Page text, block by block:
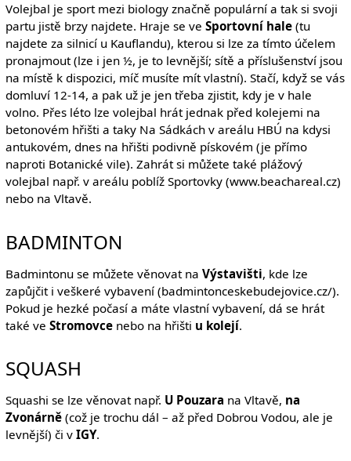
Volejbal je sport mezi biology značně populární a tak si svoji
partu jistě brzy najdete. Hraje se ve Sportovní hale(tu
najdete za silnicí u Kauflandu), kterou si lze za tímto účelem
pronajmout (lze i jen ½, je to levnější; sítě a příslušenství jsou
na místě k dispozici, míč musíte mít vlastní). Stačí, když se vás
domluví 12-14, a pak už je jen třeba zjistit, kdy je v hale
volno. Přes léto lze volejbal hrát jednak před kolejemi na
betonovém hřišti a taky Na Sádkách v areálu HBÚ na kdysi
antukovém, dnes na hřišti podivně pískovém (je přímo
naproti Botanické vile). Zahrát si můžete také plážový
volejbal např. v areálu poblíž Sportovky (www.beachareal.cz)
nebo na Vltavě.
BADMINTON
Badmintonu se můžete věnovat na Výstavišti, kde lze
zapůjčit i veškeré vybavení (badmintonceskebudejovice.cz/).
Pokud je hezké počasí a máte vlastní vybavení, dá se hrát
také ve Stromovcenebo na hřišti u kolejí.
SQUASH
Squashi se lze věnovat např. U Pouzara na Vltavě, na
Zvonárně(což je trochu dál – až před Dobrou Vodou, ale je
levnější) či v IGY.